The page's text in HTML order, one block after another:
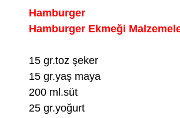
Hamburger
Hamburger Ekmeği
15 gr.toz şeker
15 gr.yaş maya
200 ml.süt
25 gr.yoğurt